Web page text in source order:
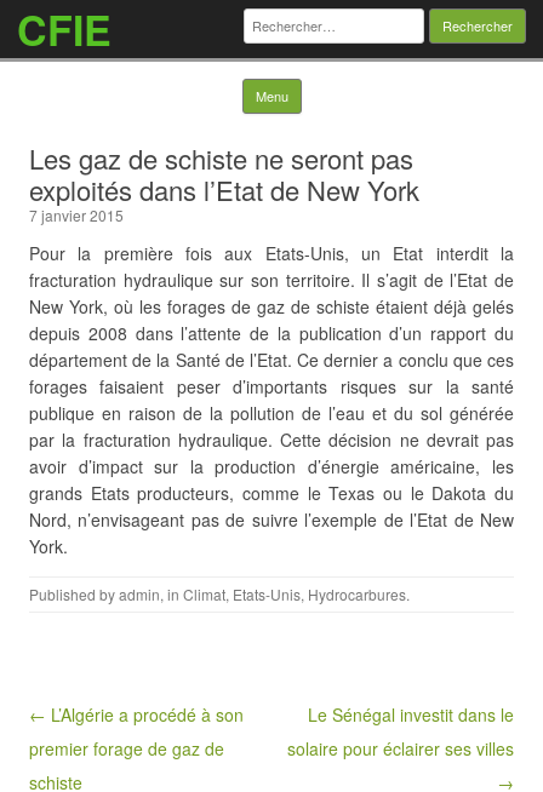
CFIE Rechercher :
Menu Skip to content
Les gaz de schiste ne seront pas
exploités dans l’Etat de New York
7 janvier 2015
Pour la première fois aux Etats-Unis, un Etat interdit la
fracturation hydraulique sur son territoire. Il s’agit de l’Etat de
New York, où les forages de gaz de schiste étaient déjà gelés
depuis 2008 dans l’attente de la publication d’un rapport du
département de la Santé de l’Etat. Ce dernier a conclu que ces
forages faisaient peser d’importants risques sur la santé
publique en raison de la pollution de l’eau et du sol générée
par la fracturation hydraulique. Cette décision ne devrait pas
avoir d’impact sur la production d’énergie américaine, les
grands Etats producteurs, comme le Texas ou le Dakota du
Nord, n’envisageant pas de suivre l’exemple de l’Etat de New
York.
Published byadmin, in Climat, Etats-Unis, Hydrocarbures.
Post navigation
← L’Algérie a procédé à son
premier forage de gaz de
schiste
Le Sénégal investit dans le
solaire pour éclairer ses villes
→